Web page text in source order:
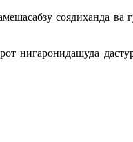
соядиҳанда ва
нигаронидашуда